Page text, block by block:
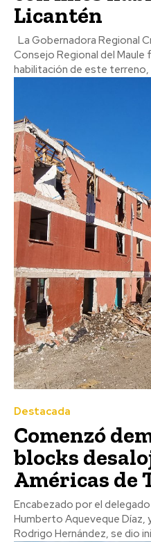
Licantén
Consejo Regional del Maule
habilitación de este terreno,
Destacada
Comenzó
blocks
Américas de
Encabezado por el
Humberto Aqueveque Díaz,
Rodrigo Hernández, se dio